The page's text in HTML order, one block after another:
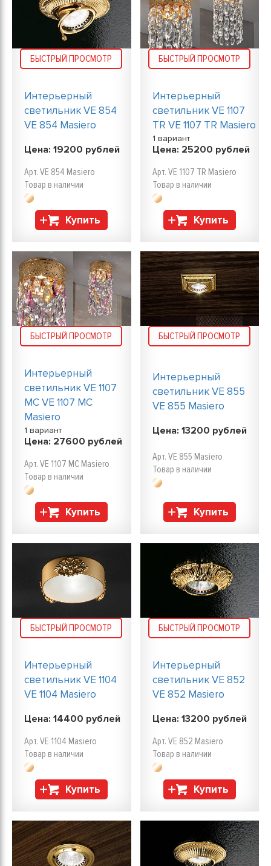
БЫСТРЫЙ ПРОСМОТР
Интерьерный
светильник VE 854
VE 854 Masiero
Цена: 19200 рублей
Арт. VE 854 Masiero
Товар в наличии
Купить
БЫСТРЫЙ ПРОСМОТР
Интерьерный
светильник VE 1107
TR VE 1107 TR Masiero
1 вариант
Цена: 25200 рублей
Арт. VE 1107 TR Masiero
Товар в наличии
Купить
БЫСТРЫЙ ПРОСМОТР
Интерьерный
светильник VE 1107
MC VE 1107 MC
Masiero
1 вариант
Цена: 27600 рублей
Арт. VE 1107 MC Masiero
Товар в наличии
Купить
БЫСТРЫЙ ПРОСМОТР
Интерьерный
светильник VE 855
VE 855 Masiero
Цена: 13200 рублей
Арт. VE 855 Masiero
Товар в наличии
Купить
БЫСТРЫЙ ПРОСМОТР
Интерьерный
светильник VE 1104
VE 1104 Masiero
Цена: 14400 рублей
Арт. VE 1104 Masiero
Товар в наличии
Купить
БЫСТРЫЙ ПРОСМОТР
Интерьерный
светильник VE 852
VE 852 Masiero
Цена: 13200 рублей
Арт. VE 852 Masiero
Товар в наличии
Купить